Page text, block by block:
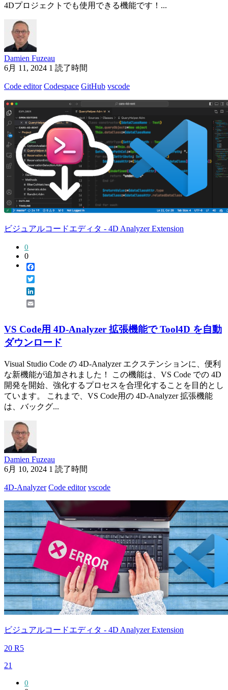
4Dプロジェクトでも使用できる機能です！...
Damien Fuzeau
6月 11, 2024 1 読了時間
Code editor Codespace GitHub vscode
ビジュアルコードエディタ - 4D Analyzer Extension
0
0
VS Code用 4D-Analyzer 拡張機能で Tool4D を自動
ダウンロード
Visual Studio Code の 4D-Analyzer エクステンションに、便利
な新機能が追加されました！ この機能は、VS Code での 4D
開発を開始、強化するプロセスを合理化することを目的とし
ています。 これまで、VS Code用の 4D-Analyzer 拡張機能
は、バックグ...
Damien Fuzeau
6月 10, 2024 1 読了時間
4D-Analyzer Code editor vscode
ビジュアルコードエディタ - 4D Analyzer Extension
20 R5
21
0